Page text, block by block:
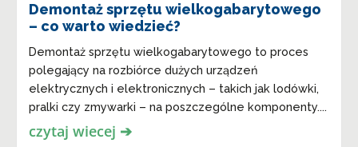
Demontaż sprzętu wielkogabarytowego
– co warto wiedzieć?
Demontaż sprzętu wielkogabarytowego to proces
polegający na rozbiórce dużych urządzeń
elektrycznych i elektronicznych – takich jak lodówki,
pralki czy zmywarki – na poszczególne komponenty....
czytaj wiecej ➔